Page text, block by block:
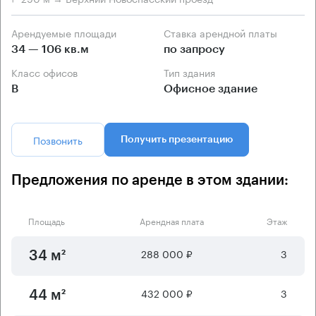
Арендуемые площади
34 — 106 кв.м
Ставка арендной платы
по запросу
Класс офисов
B
Тип здания
Офисное здание
Позвонить Получить презентацию
Предложения по аренде в этом здании:
Площадь Арендная плата Этаж
34 м² 288 000 ₽ 3
44 м² 432 000 ₽ 3